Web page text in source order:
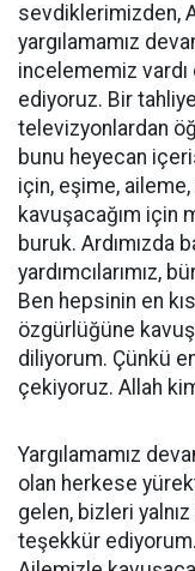
sevdiklerimizden,
yargılamamız
incelememiz
ediyoruz. Bir
televizyonlardan
bunu heyecan
için, eşime,
kavuşacağım için
buruk. Ardımızda
yardımcılarımız,
Ben hepsinin en
özgürlüğüne
diliyorum. Çünkü
çekiyoruz. Allah
Yargılamamız
olan herkese
gelen, bizleri
teşekkür